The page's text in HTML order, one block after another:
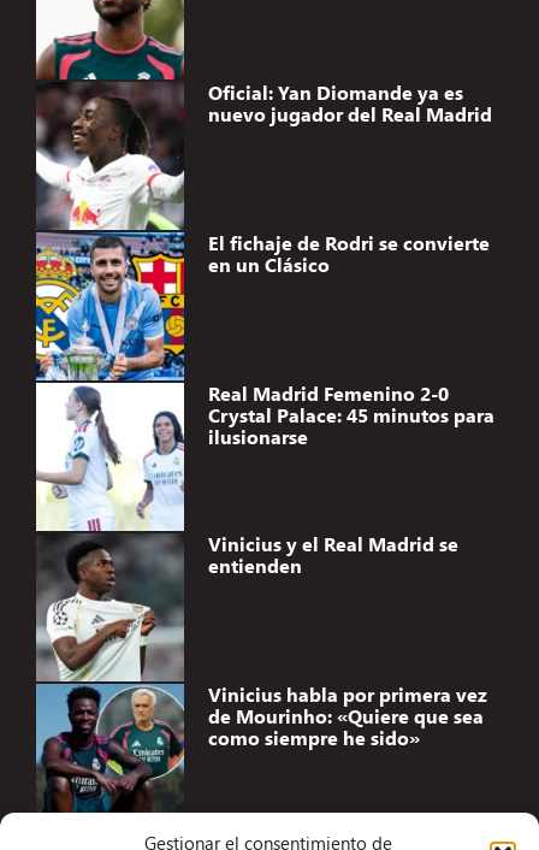
Gestionar el consentimiento de
Oficial: Yan Diomande ya es
nuevo jugador del Real Madrid
El fichaje de Rodri se convierte
en un Clásico
Real Madrid Femenino 2-0
Crystal Palace: 45 minutos para
ilusionarse
Vinicius y el Real Madrid se
entienden
Vinicius habla por primera vez
de Mourinho: «Quiere que sea
como siempre he sido»